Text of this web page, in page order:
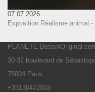
07.07.2026
Exposition Réalisme animal
PLANETE
30-32 boulevard de
75004 Paris
+33130472003